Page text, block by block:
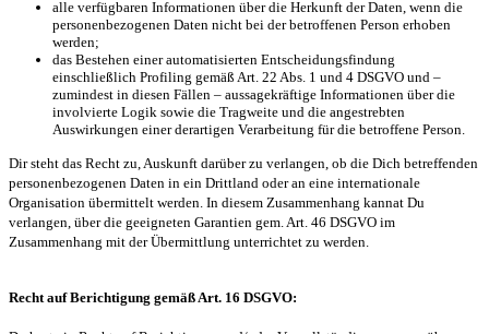
alle verfügbaren Informationen über die Herkunft der Daten, wenn die
personenbezogenen Daten nicht bei der betroffenen Person erhoben
werden;
das Bestehen einer automatisierten Entscheidungsfindung
einschließlich Profiling gemäß Art. 22 Abs. 1 und 4 DSGVO und –
zumindest in diesen Fällen – aussagekräftige Informationen über die
involvierte Logik sowie die Tragweite und die angestrebten
Auswirkungen einer derartigen Verarbeitung für die betroffene Person.
Dir steht das Recht zu, Auskunft darüber zu verlangen, ob die Dich betreffenden
personenbezogenen Daten in ein Drittland oder an eine internationale
Organisation übermittelt werden. In diesem Zusammenhang kannat Du
verlangen, über die geeigneten Garantien gem. Art. 46 DSGVO im
Zusammenhang mit der Übermittlung unterrichtet zu werden.
Recht auf Berichtigung gemäß Art. 16 DSGVO: